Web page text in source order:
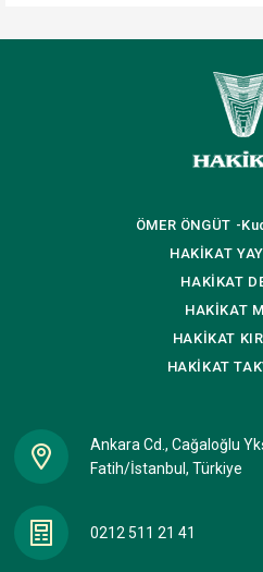
ÖMER ÖNGÜT -
HAKİKAT
HAKİKAT
HAKİKAT
HAKİKAT
HAKİKAT
Ankara Cd., Cağaloğlu
Fatih/İstanbul, Türkiye
0212 511 21 41